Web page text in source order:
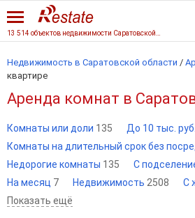
Недвижимость в Саратовской области /
квартире
Аренда комнат в
Комнаты или доли 135 До 10 тыс. руб.
Комнаты на длительный срок без
Недорогие комнаты 135 С
На месяц 7 Недвижимость 2508 С
Показать ещё